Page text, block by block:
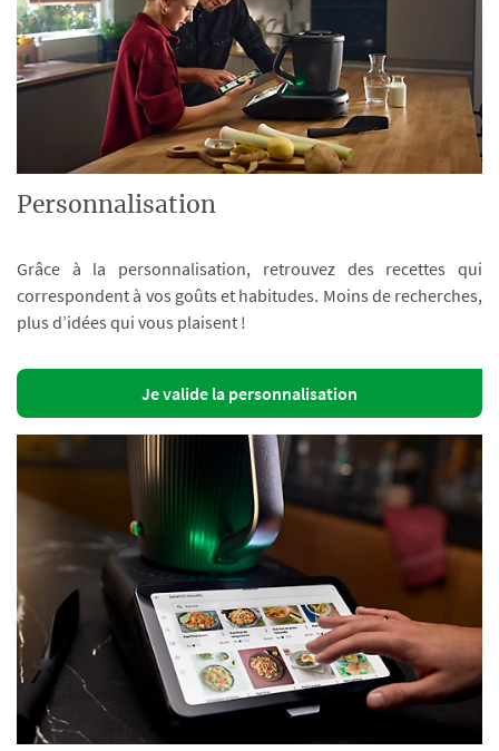
Personnalisation
Grâce à la personnalisation, retrouvez des recettes qui
correspondent à vos goûts et habitudes. Moins de recherches,
plus d’idées qui vous plaisent !
Je valide la personnalisation